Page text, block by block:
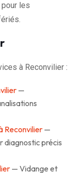
les
à Reconvilier :
—
Reconvilier —
diagnostic précis
— Vidange et